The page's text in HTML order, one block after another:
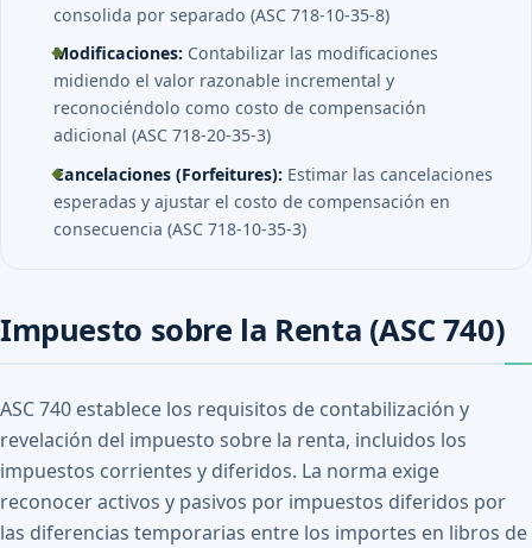
consolida por separado (ASC 718-10-35-8)
Modificaciones: Contabilizar las modificaciones
midiendo el valor razonable incremental y
reconociéndolo como costo de compensación
adicional (ASC 718-20-35-3)
Cancelaciones (Forfeitures): Estimar las cancelaciones
esperadas y ajustar el costo de compensación en
consecuencia (ASC 718-10-35-3)
Impuesto sobre la Renta (ASC 740)
ASC 740 establece los requisitos de contabilización y
revelación del impuesto sobre la renta, incluidos los
impuestos corrientes y diferidos. La norma exige
reconocer activos y pasivos por impuestos diferidos por
las diferencias temporarias entre los importes en libros de